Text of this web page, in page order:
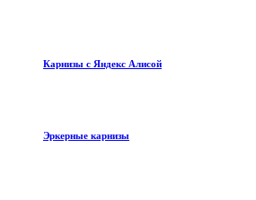
Карнизы с Яндекс Алисой
Эркерные карнизы